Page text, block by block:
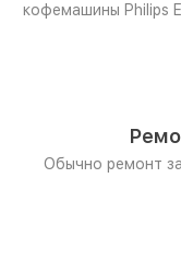
кофемашины Philips
Обычно ремонт